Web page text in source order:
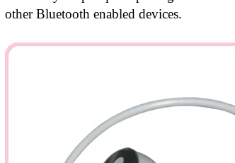
other Bluetooth enabled devices.